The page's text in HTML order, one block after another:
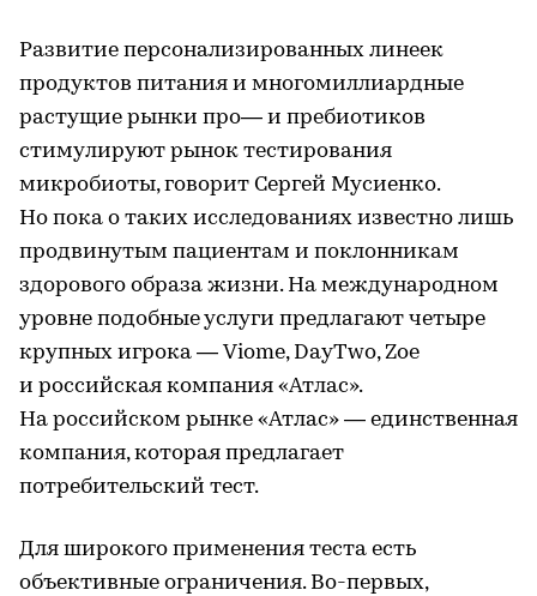
Развитие персонализированных линеек
продуктов питания и многомиллиардные
растущие рынки про— и пребиотиков
стимулируют рынок тестирования
микробиоты, говорит Сергей Мусиенко.
Но пока о таких исследованиях известно лишь
продвинутым пациентам и поклонникам
здорового образа жизни. На международном
уровне подобные услуги предлагают четыре
крупных игрока — Viome, DayTwo, Zoe
и российская компания «Атлас».
На российском рынке «Атлас» — единственная
компания, которая предлагает
потребительский тест.
Для широкого применения теста есть
объективные ограничения. Во-первых,